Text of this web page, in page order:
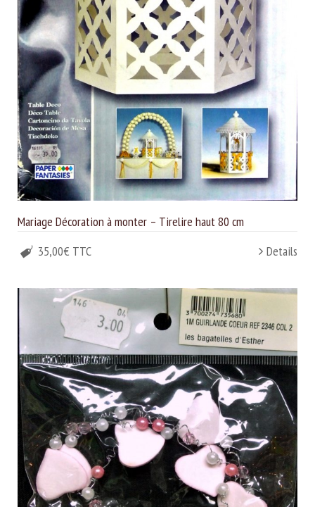
Mariage Décoration à monter – Tirelire haut 80 cm
35,00€ TTC
Details